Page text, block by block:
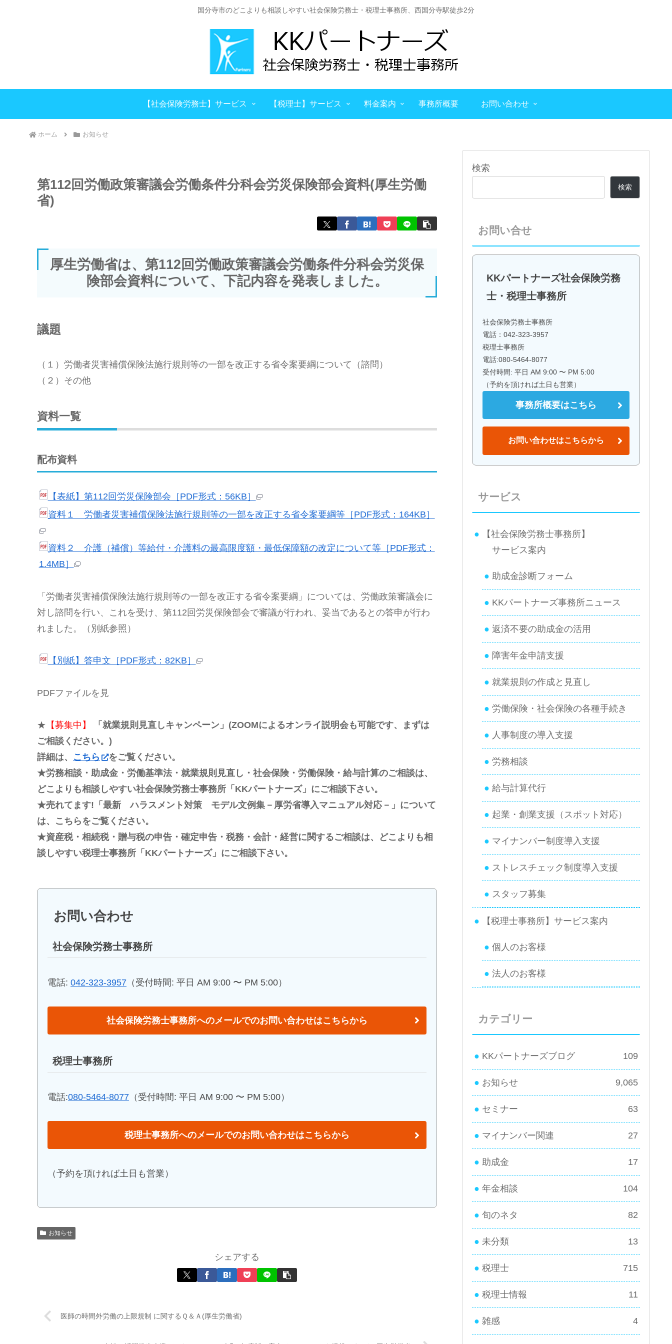
国分寺市のどこよりも相談しやすい社会保険労務士・税理士事務所、西国分寺駅徒歩2分
【社会保険労務士】サービス 【税理士】サービス 料金案内 事務所概要 お問い合わせ
ホーム お知らせ
第112回労働政策審議会労働条件分科会労災保険部会資料(厚生労働
省)
厚生労働省は、第112回労働政策審議会労働条件分科会労災保
険部会資料について、下記内容を発表しました。
議題
（１）労働者災害補償保険法施行規則等の一部を改正する省令案要綱について（諮問）
（２）その他
資料一覧
配布資料
【表紙】第112回労災保険部会［PDF形式：56KB］
資料１ 労働者災害補償保険法施行規則等の一部を改正する省令案要綱等［PDF形式：164KB］
資料２ 介護（補償）等給付・介護料の最高限度額・最低保障額の改定について等［PDF形式：
1.4MB］
「労働者災害補償保険法施行規則等の一部を改正する省令案要綱」については、労働政策審議会に
対し諮問を行い、これを受け、第112回労災保険部会で審議が行われ、妥当であるとの答申が行わ
れました。（別紙参照）
【別紙】答申文［PDF形式：82KB］
PDFファイルを見
★ 【募集中】
「就業規則見直しキャンペーン」(ZOOMによるオンライ説明会も可能です、まずは
ご相談ください。)
詳細は、 こちら
をご覧ください。
★労務相談・助成金・労働基準法・就業規則見直し・社会保険・労働保険・給与計算のご相談は、
どこよりも相談しやすい社会保険労務士事務所「KKパートナーズ」にご相談下さい。
★売れてます!「最新 ハラスメント対策 モデル文例集－厚労省導入マニュアル対応－」について
は、こちらをご覧ください。
★資産税・相続税・贈与税の申告・確定申告・税務・会計・経営に関するご相談は、どこよりも相
談しやすい税理士事務所「KKパートナーズ」にご相談下さい。
お問い合わせ
社会保険労務士事務所
電話: 042-323-3957 （受付時間: 平日 AM 9:00 〜 PM 5:00）
社会保険労務士事務所へのメールでのお問い合わせはこちらから
税理士事務所
電話:080-5464-8077 （受付時間: 平日 AM 9:00 〜 PM 5:00）
税理士事務所へのメールでのお問い合わせはこちらから
（予約を頂ければ土日も営業）
お知らせ
シェアする
医師の時間外労働の上限規制 に関するＱ＆Ａ(厚生労働省)
検索
検索
お問い合せ
KKパートナーズ社会保険労務
士・税理士事務所
社会保険労務士事務所
電話：042-323-3957
税理士事務所
電話:080-5464-8077
受付時間: 平日 AM 9:00 〜 PM 5:00
（予約を頂ければ土日も営業）
事務所概要はこちら
お問い合わせはこちらから
サービス
【社会保険労務士事務所】
サービス案内
助成金診断フォーム
KKパートナーズ事務所ニュース
返済不要の助成金の活用
障害年金申請支援
就業規則の作成と見直し
労働保険・社会保険の各種手続き
人事制度の導入支援
労務相談
給与計算代行
起業・創業支援（スポット対応）
マイナンバー制度導入支援
ストレスチェック制度導入支援
スタッフ募集
【税理士事務所】サービス案内
個人のお客様
法人のお客様
カテゴリー
KKパートナーズブログ 109
お知らせ 9,065
セミナー 63
マイナンバー関連 27
助成金 17
年金相談 104
旬のネタ 82
未分類 13
税理士 715
税理士情報 11
雑感 4